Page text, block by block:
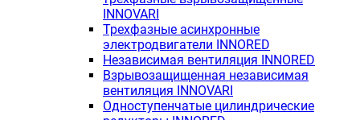
INNOVARI
Трехфазные асинхронные
электродвигатели INNORED
Независимая вентиляция INNORED
Взрывозащищенная независимая
вентиляция INNOVARI
Одноступенчатые цилиндрические